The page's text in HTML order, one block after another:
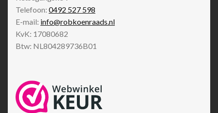
Telefoon: 0492 527 598
E-mail: info@robkoenraads.nl
KvK: 17080682
Btw: NL804289736B01